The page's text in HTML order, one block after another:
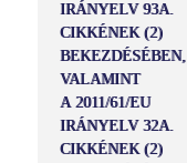
IRÁNYELV 93A.
CIKKÉNEK (2)
BEKEZDÉSÉBEN,
VALAMINT
A 2011/61/EU
IRÁNYELV 32A.
CIKKÉNEK (2)